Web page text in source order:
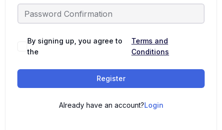
By signing up, you agree to
the
Terms and
Conditions
Register
Already have an account?Login